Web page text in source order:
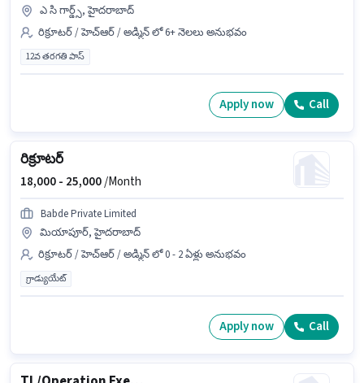
ఎ సి గార్డ్స్, హైదరాబాద్
రిక్రూటర్ / హెచ్ఆర్ / అడ్మిన్ లో 6+ నెలలు అనుభవం
12వ తరగతి పాస్
Apply now Call
రిక్రూటర్
18,000 - 25,000/Month
Babde Private Limited
మియాపూర్, హైదరాబాద్
రిక్రూటర్ / హెచ్ఆర్ / అడ్మిన్ లో 0 - 2 ఏళ్లు అనుభవం
గ్రాడ్యుయేట్
Apply now Call